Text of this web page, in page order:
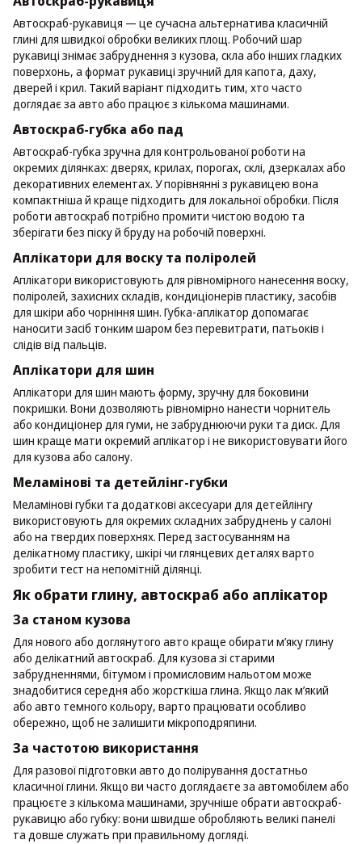
Автоскраб-рукавиця — це сучасна альтернатива класичній
глині для швидкої обробки великих площ. Робочий шар
рукавиці знімає забруднення з кузова, скла або інших гладких
поверхонь, а формат рукавиці зручний для капота, даху,
дверей і крил. Такий варіант підходить тим, хто часто
доглядає за авто або працює з кількома машинами.
Автоскраб-губка або пад
Автоскраб-губка зручна для контрольованої роботи на
окремих ділянках: дверях, крилах, порогах, склі, дзеркалах або
декоративних елементах. У порівнянні з рукавицею вона
компактніша й краще підходить для локальної обробки. Після
роботи автоскраб потрібно промити чистою водою та
зберігати без піску й бруду на робочій поверхні.
Аплікатори для воску та поліролей
Аплікатори використовують для рівномірного нанесення воску,
поліролей, захисних складів, кондиціонерів пластику, засобів
для шкіри або чорніння шин. Губка-аплікатор допомагає
наносити засіб тонким шаром без перевитрати, патьоків і
слідів від пальців.
Аплікатори для шин
Аплікатори для шин мають форму, зручну для боковини
покришки. Вони дозволяють рівномірно нанести чорнитель
або кондиціонер для гуми, не забруднюючи руки та диск. Для
шин краще мати окремий аплікатор і не використовувати його
для кузова або салону.
Меламінові та детейлінг-губки
Меламінові губки та додаткові аксесуари для детейлінгу
використовують для окремих складних забруднень у салоні
або на твердих поверхнях. Перед застосуванням на
делікатному пластику, шкірі чи глянцевих деталях варто
зробити тест на непомітній ділянці.
Як обрати глину, автоскраб або аплікатор
За станом кузова
Для нового або доглянутого авто краще обирати м’яку глину
або делікатний автоскраб. Для кузова зі старими
забрудненнями, бітумом і промисловим нальотом може
знадобитися середня або жорсткіша глина. Якщо лак м’який
або авто темного кольору, варто працювати особливо
обережно, щоб не залишити мікроподряпини.
За частотою використання
Для разової підготовки авто до полірування достатньо
класичної глини. Якщо ви часто доглядаєте за автомобілем або
працюєте з кількома машинами, зручніше обрати автоскраб-
рукавицю або губку: вони швидше обробляють великі панелі
та довше служать при правильному догляді.